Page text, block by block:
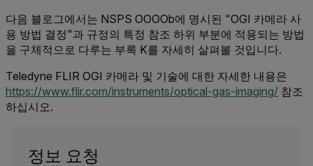
다음 블로그에서는 NSPS OOOOb에 명시된 "OGI 카메라 사
용 방법 결정"과 규정의 특정 참조 하위 부분에 적용되는 방법
을 구체적으로 다루는 부록 K를 자세히 살펴볼 것입니다.
Teledyne FLIR OGI 카메라 및 기술에 대한 자세한 내용은
https://www.flir.com/instruments/optical-gas-imaging/ 참조
하십시오.
정보 요청